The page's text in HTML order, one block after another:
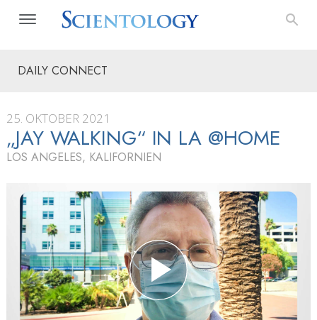
DAILY CONNECT
25. OKTOBER 2021
„JAY WALKING“ IN LA @HOME
LOS ANGELES, KALIFORNIEN